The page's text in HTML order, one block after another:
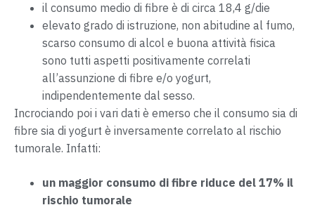
il consumo medio di fibre è di circa 18,4 g/die
elevato grado di istruzione, non abitudine al fumo,
scarso consumo di alcol e buona attività fisica
sono tutti aspetti positivamente correlati
all’assunzione di fibre e/o yogurt,
indipendentemente dal sesso.
Incrociando poi i vari dati è emerso che il consumo sia di
fibre sia di yogurt è inversamente correlato al rischio
tumorale. Infatti:
un maggior consumo di fibre riduce del 17% il
rischio tumorale